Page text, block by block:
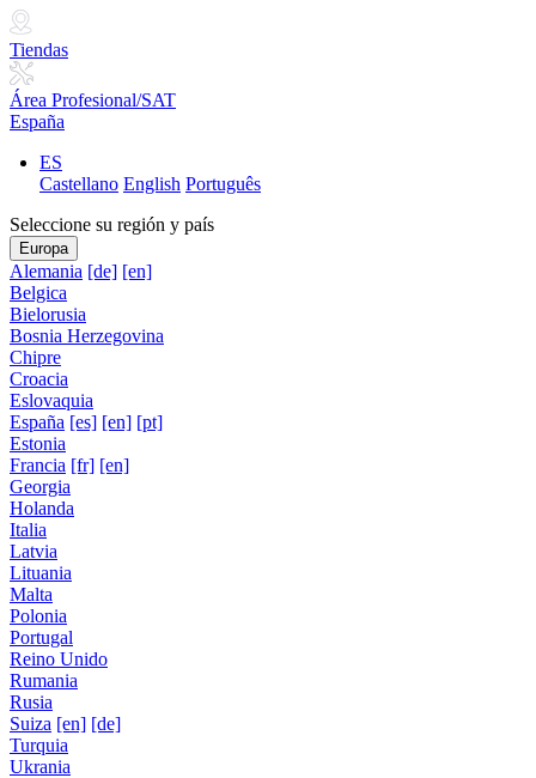
Tiendas
Área Profesional/SAT
España
ES
Castellano English Português
Seleccione su región y país
Europa
Alemania [de] [en]
Belgica
Bielorusia
Bosnia Herzegovina
Chipre
Croacia
Eslovaquia
España [es] [en] [pt]
Estonia
Francia [fr] [en]
Georgia
Holanda
Italia
Latvia
Lituania
Malta
Polonia
Portugal
Reino Unido
Rumania
Rusia
Suiza [en] [de]
Turquia
Ukrania